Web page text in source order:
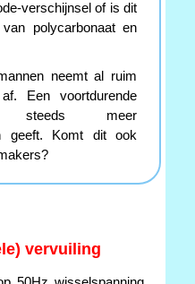
verschijnsel of is dit
polycarbonaat en
neemt al ruim
Een voortdurende
steeds meer
geeft. Komt dit ook
vervuiling